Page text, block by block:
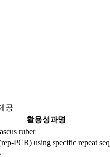
공
활용성과명
ruber
PCR) using specific repeat